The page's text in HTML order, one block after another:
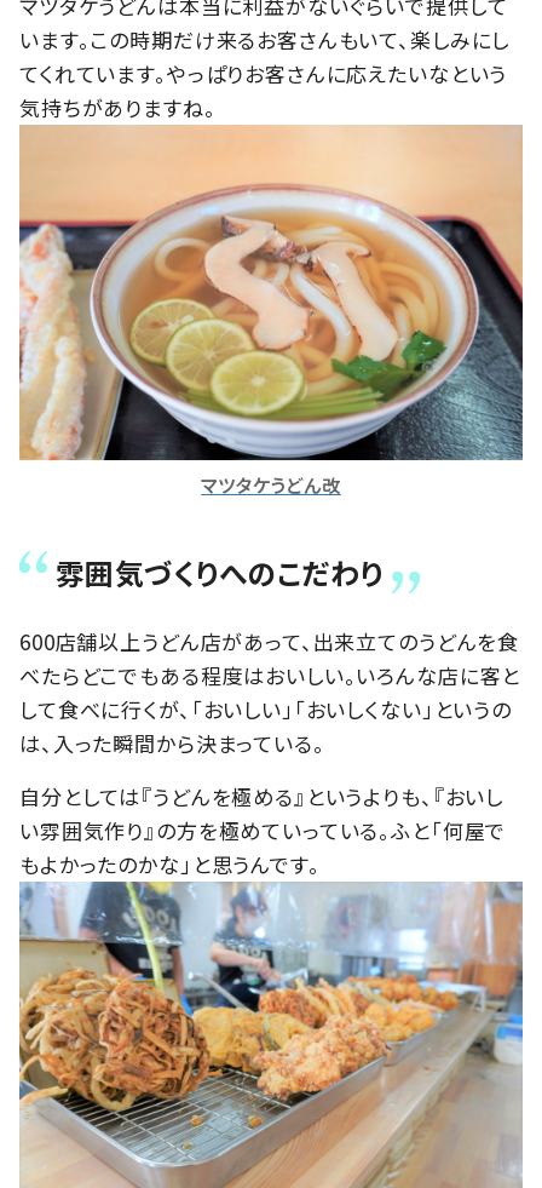
います。この時期だけ来るお客さんもいて、楽しみにし
てくれています。やっぱりお客さんに応えたいなという
気持ちがありますね。
マツタケうどん改
雰囲気づくりへのこだわり
600店舗以上うどん店があって、出来立てのうどんを食
べたらどこでもある程度はおいしい。いろんな店に客と
して食べに行くが、「おいしい」「おいしくない」というの
は、入った瞬間から決まっている。
自分としては『うどんを極める』というよりも、『おいし
い雰囲気作り』の方を極めていっている。ふと「何屋で
もよかったのかな」と思うんです。